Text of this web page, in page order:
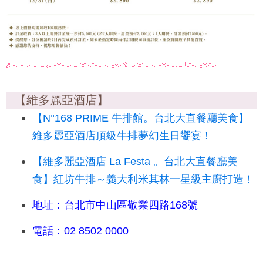
【維多麗亞酒店】
【N°168 PRIME 牛排館。台北大直餐廳美食】
維多麗亞酒店頂級牛排夢幻生日饗宴！
【維多麗亞酒店 La Festa 。台北大直餐廳美
食】紅坊牛排～義大利米其林一星級主廚打造！
地址：台北市中山區敬業四路168號
電話：02 8502 0000